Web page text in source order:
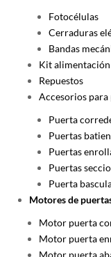
Fotocélulas
Cerraduras
Bandas
Kit
Repuestos
Accesorios para
Puerta
Puertas
Puertas
Puertas
Puerta
Motores de
Motor puerta
Motor puerta
Motor puerta